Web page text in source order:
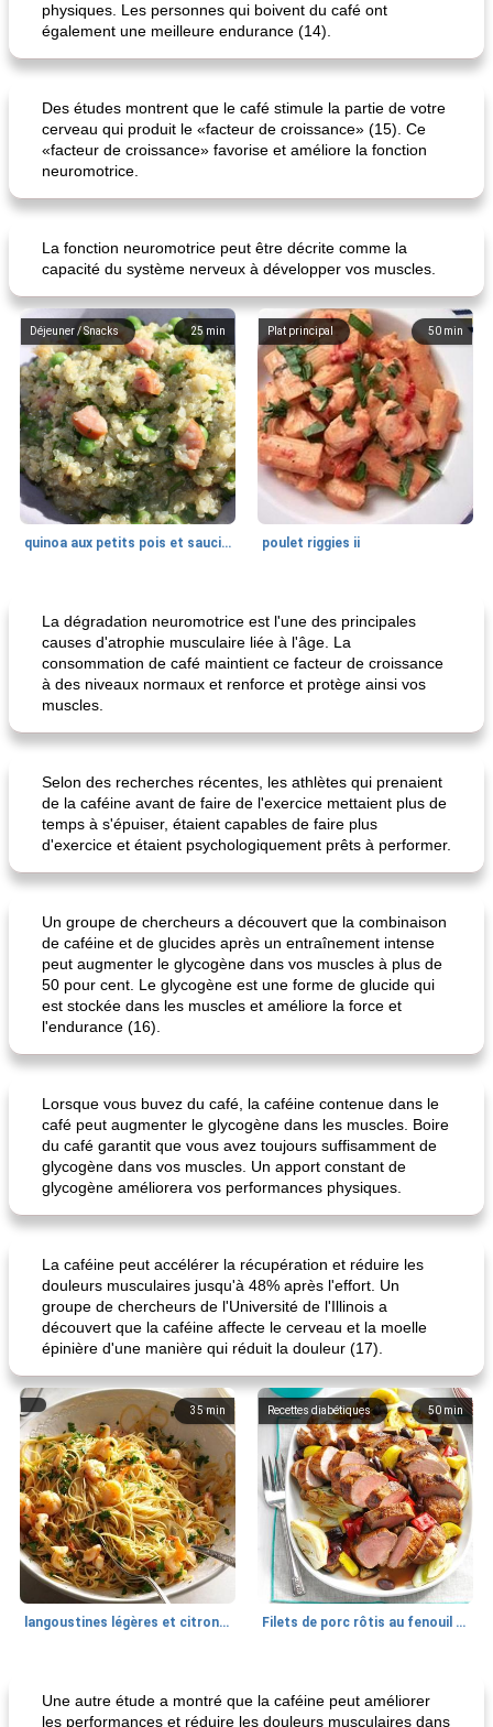
physiques. Les personnes qui boivent du café ont
également une meilleure endurance (14).
Des études montrent que le café stimule la partie de votre
cerveau qui produit le «facteur de croissance» (15). Ce
«facteur de croissance» favorise et améliore la fonction
neuromotrice.
La fonction neuromotrice peut être décrite comme la
capacité du système nerveux à développer vos muscles.
25 min
Déjeuner / Snacks
quinoa aux petits pois et saucisses
50 min
Plat principal
poulet riggies ii
miche de thé au chocolat amer, à la lavande et à la banane gâteau aux fruits sans sucre
La dégradation neuromotrice est l'une des principales
causes d'atrophie musculaire liée à l'âge. La
consommation de café maintient ce facteur de croissance
à des niveaux normaux et renforce et protège ainsi vos
muscles.
Selon des recherches récentes, les athlètes qui prenaient
de la caféine avant de faire de l'exercice mettaient plus de
temps à s'épuiser, étaient capables de faire plus
d'exercice et étaient psychologiquement prêts à performer.
Un groupe de chercheurs a découvert que la combinaison
de caféine et de glucides après un entraînement intense
peut augmenter le glycogène dans vos muscles à plus de
50 pour cent. Le glycogène est une forme de glucide qui
est stockée dans les muscles et améliore la force et
l'endurance (16).
Lorsque vous buvez du café, la caféine contenue dans le
café peut augmenter le glycogène dans les muscles. Boire
du café garantit que vous avez toujours suffisamment de
glycogène dans vos muscles. Un apport constant de
glycogène améliorera vos performances physiques.
La caféine peut accélérer la récupération et réduire les
douleurs musculaires jusqu'à 48% après l'effort. Un
groupe de chercheurs de l'Université de l'Illinois a
découvert que la caféine affecte le cerveau et la moelle
épinière d'une manière qui réduit la douleur (17).
35min
langoustines légères et citronnées
50 min
Recettes diabétiques
Filets de porc rôtis au fenouil et légumes d'été
Une autre étude a montré que la caféine peut améliorer
les performances et réduire les douleurs musculaires dans